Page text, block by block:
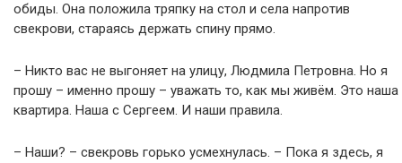
обиды. Она положила тряпку на стол и села напротив
свекрови, стараясь держать спину прямо.
– Никто вас не выгоняет на улицу, Людмила Петровна. Но я
прошу – именно прошу – уважать то, как мы живём. Это наша
квартира. Наша с Сергеем. И наши правила.
– Наши? – свекровь горько усмехнулась. – Пока я здесь, я